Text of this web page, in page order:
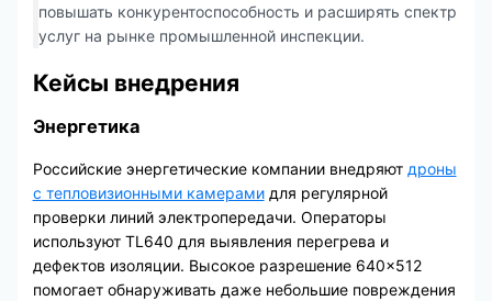
повышать конкурентоспособность и расширять спектр
услуг на рынке промышленной инспекции.
Кейсы внедрения
Энергетика
Российские энергетические компании внедряют дроны
с тепловизионными камерамидля регулярной
проверки линий электропередачи. Операторы
используют TL640 для выявления перегрева и
дефектов изоляции. Высокое разрешение 640×512
помогает обнаруживать даже небольшие повреждения